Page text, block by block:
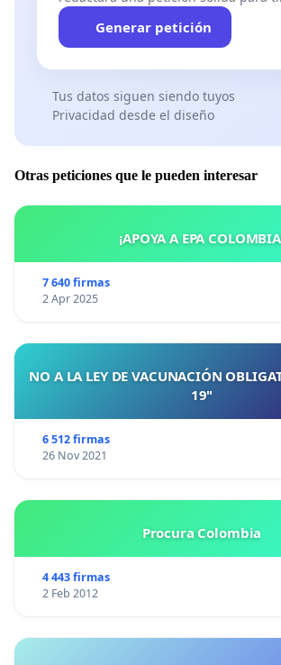
Generar petición
Tus datos siguen siendo tuyos
Privacidad desde el diseño
Otras peticiones que le pueden interesar
¡APOYA A EPA
7 640 firmas
2 Apr 2025
NO A LA LEY DE VACUNACIÓN
19"
6 512 firmas
26 Nov 2021
Procura Colombia
4 443 firmas
2 Feb 2012